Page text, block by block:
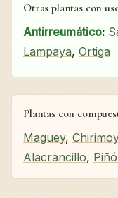
Otras plantas con
Antirreumático:
Lampaya, Ortiga
Plantas con
Maguey,
Alacrancillo,